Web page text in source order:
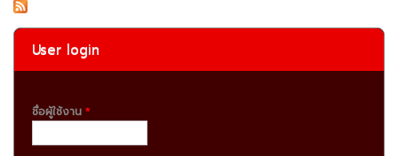
b
o
User login
ชื่อผู้ใช้งาน *